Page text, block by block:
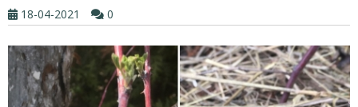
18-04-2021 0